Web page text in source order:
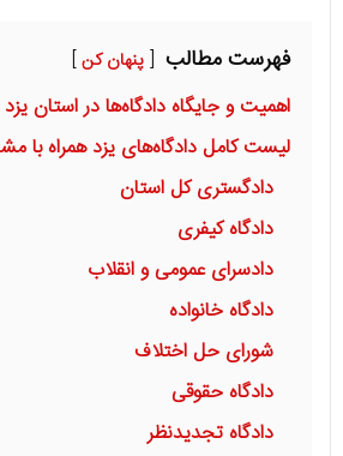
فهرست مطالب پنهان کن
اهمیت و جایگاه دادگاه‌ها در استان یزد
لیست کامل دادگاه‌های یزد همراه با
دادگستری کل استان
دادگاه کیفری
دادسرای عمومی و انقلاب
دادگاه خانواده
شورای حل اختلاف
دادگاه حقوقی
دادگاه تجدیدنظر